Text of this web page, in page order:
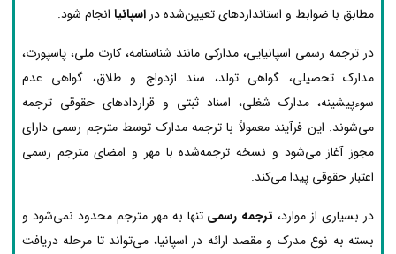
مطابق با ضوابط و استانداردهای تعیین‌شده در اسپانیا انجام شود.
در ترجمه رسمی اسپانیایی، مدارکی مانند شناسنامه، کارت ملی، پاسپورت،
مدارک تحصیلی، گواهی تولد، سند ازدواج و طلاق، گواهی عدم
سوءپیشینه، مدارک شغلی، اسناد ثبتی و قراردادهای حقوقی ترجمه
می‌شوند. این فرآیند معمولاً با ترجمه مدارک توسط مترجم رسمی دارای
مجوز آغاز می‌شود و نسخه ترجمه‌شده با مهر و امضای مترجم رسمی
اعتبار حقوقی پیدا می‌کند.
در بسیاری از موارد، ترجمه رسمی تنها به مهر مترجم محدود نمی‌شود و
بسته به نوع مدرک و مقصد ارائه در اسپانیا، می‌تواند تا مرحله دریافت